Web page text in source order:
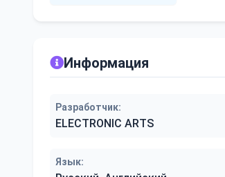
Информация
Разработчик:
ELECTRONIC ARTS
Язык: